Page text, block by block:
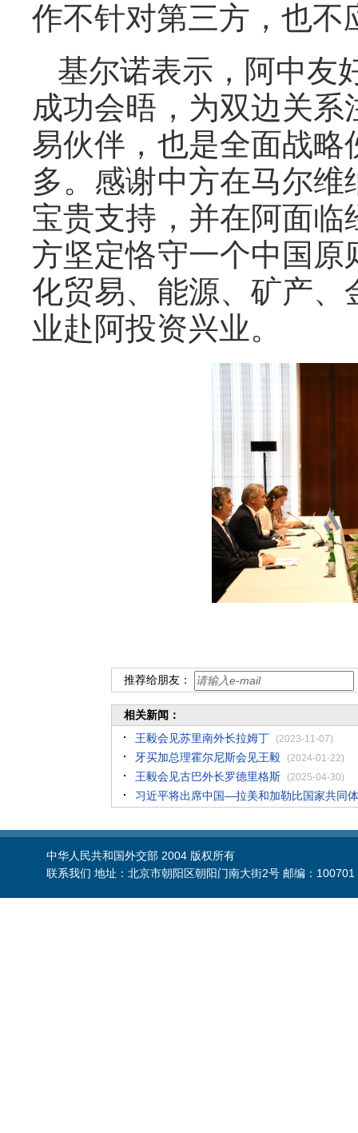
作不针对第三方，也不
基尔诺表示，阿中友
成功会晤，为双边关
易伙伴，也是全面战
多。感谢中方在马尔
宝贵支持，并在阿面
方坚定恪守一个中国
化贸易、能源、矿产
业赴阿投资兴业。
推荐给朋友：
相关新闻：
王毅会见苏里南外长拉姆丁
(2023-11-07)
牙买加总理霍尔尼斯会见王毅 (2024-01-22)
王毅会见古巴外长罗德里格斯 (2025-04-30)
习近平将出席中国—拉美和加勒比国家共同
中华人民共和国外交部 2004 版权所有
联系我们 地址：北京市朝阳区朝阳门南大街2号 邮编：